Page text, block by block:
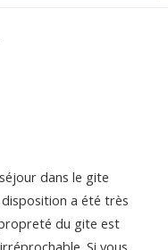
dans le gite
a été très
du gite est